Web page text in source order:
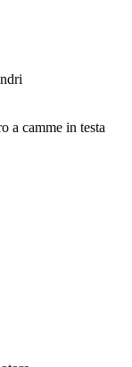
a camme in testa